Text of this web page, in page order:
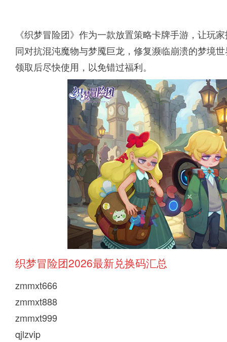
《织梦冒险团》作为一款放置策略卡牌手游，让玩
同对抗混沌魔物与梦魇巨龙，修复濒临崩溃的梦境
领取后尽快使用，以免错过福利。
织梦冒险团2026最新兑换码汇总
zmmxt666
zmmxt888
zmmxt999
qjlzvip